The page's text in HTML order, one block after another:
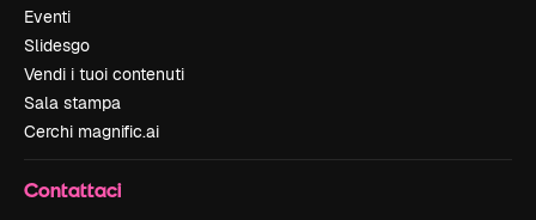
Eventi
Slidesgo
Vendi i tuoi contenuti
Sala stampa
Cerchi magnific.ai
Contattaci